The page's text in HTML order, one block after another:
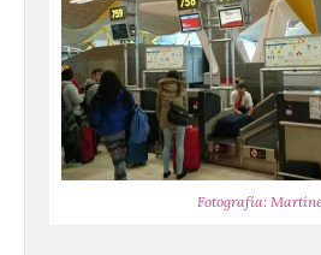
Fotografía: